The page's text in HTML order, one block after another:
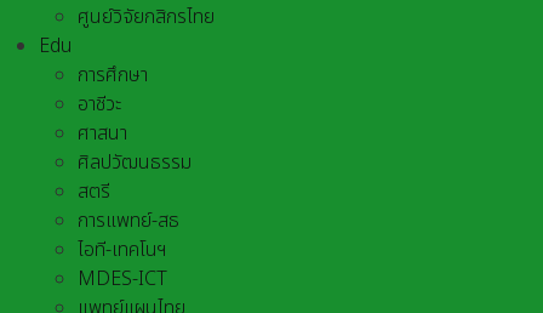
ศูนย์วิจัยกสิกรไทย
Edu
การศึกษา
อาชีวะ
ศาสนา
ศิลปวัฒนธรรม
สตรี
การแพทย์-สธ
ไอที-เทคโนฯ
MDES-ICT